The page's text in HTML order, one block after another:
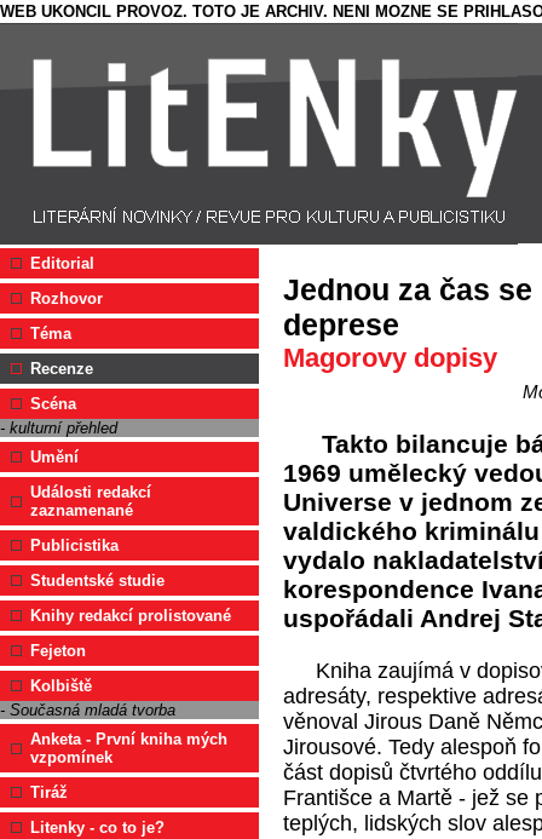
WEB UKONCIL PROVOZ. TOTO JE ARCHIV. NENI MOZNE SE
Editorial
Rozhovor
Téma
Recenze
Scéna
- kulturní přehled
Umění
Události redakcí
zaznamenané
Publicistika
Studentské studie
Knihy redakcí prolistované
Fejeton
Kolbiště
- Současná mladá tvorba
Anketa - První kniha mých
vzpomínek
Tiráž
Litenky - co to je?
Jednou za čas
deprese
Magorovy dopisy
Takto bilancuje
1969 umělecký
Universe v jednom
valdického
vydalo
korespondence
uspořádali Andrej
Kniha zaujímá v
adresáty, respektive
věnoval Jirous Daně
Jirousové. Tedy alespoň
část dopisů čtvrtého
Františce a Martě - jež se
teplých, lidských slov